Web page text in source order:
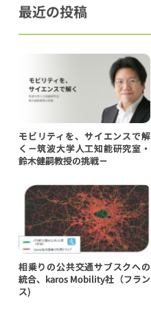
最近の投稿
モビリティを、サイエンスで解
く－筑波大学人工知能研究室・
鈴木健嗣教授の挑戦－
相乗りの公共交通サブスクへの
統合、karos Mobility社（フラン
ス)